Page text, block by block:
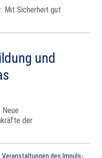
Mit Sicherheit gut
und
Neue
der